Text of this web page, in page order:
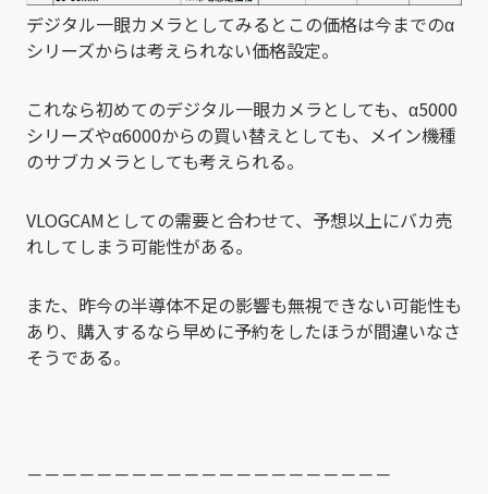
デジタル一眼カメラとしてみるとこの価格は今までのα
シリーズからは考えられない価格設定。
これなら初めてのデジタル一眼カメラとしても、α5000
シリーズやα6000からの買い替えとしても、メイン機種
のサブカメラとしても考えられる。
VLOGCAMとしての需要と合わせて、予想以上にバカ売
れしてしまう可能性がある。
また、昨今の半導体不足の影響も無視できない可能性も
あり、購入するなら早めに予約をしたほうが間違いなさ
そうである。
－－－－－－－－－－－－－－－－－－－－－